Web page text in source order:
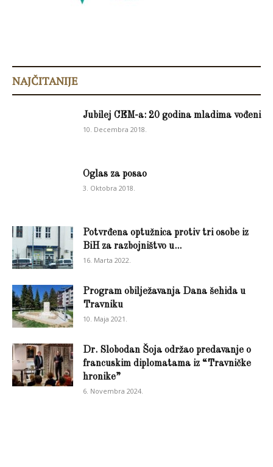
NAJČITANIJE
Jubilej CEM-a: 20 godina mladima vođeni
10. Decembra 2018.
Oglas za posao
3. Oktobra 2018.
Potvrđena optužnica protiv tri osobe iz
BiH za razbojništvo u...
16. Marta 2022.
Program obilježavanja Dana šehida u
Travniku
10. Maja 2021.
Dr. Slobodan Šoja održao predavanje o
francuskim diplomatama iz “Travničke
hronike”
6. Novembra 2024.